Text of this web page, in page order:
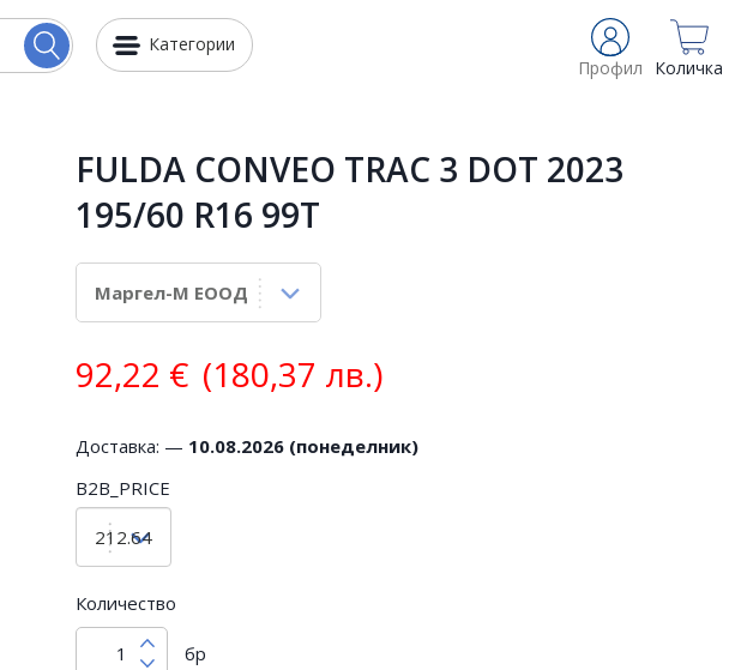
Профил Количка
Категории
FULDA CONVEO TRAC 3 DOT 2023
195/60 R16 99T
92,22 € (180,37 лв.)
Доставка: — 10.08.2026 (понеделник)
B2B_PRICE
Количество
бр